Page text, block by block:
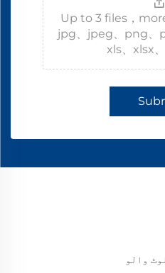
Up to 3 files，
jpg、jpeg、png、
xls、xlsx
والو